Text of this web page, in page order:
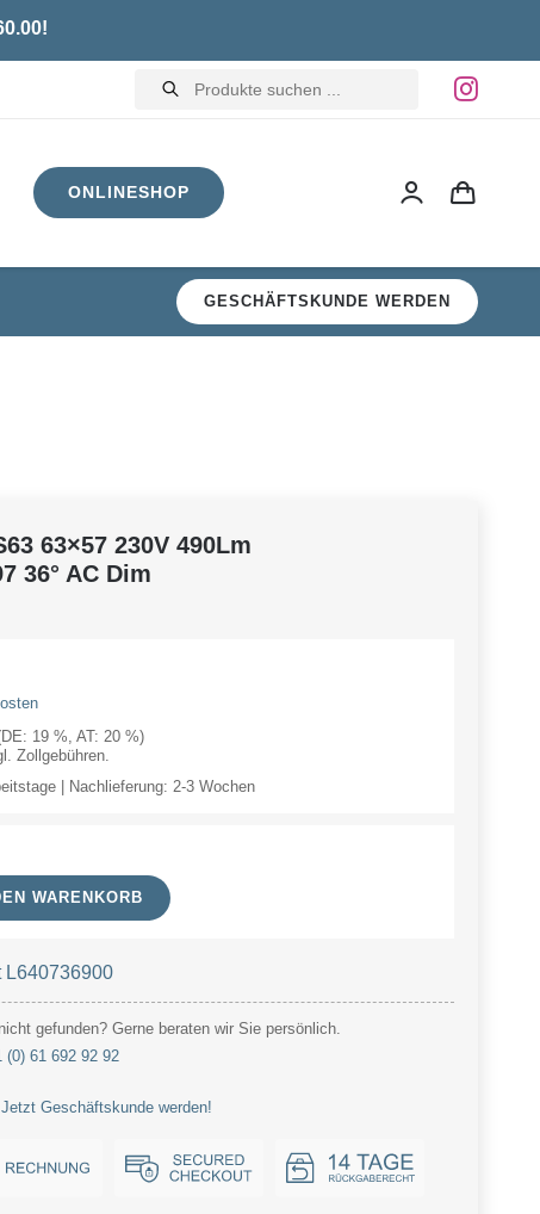
Products
search
ONLINESHOP
GESCHÄFTSKUNDE WERDEN
63×57 230V 490Lm
36° AC Dim
19 %, AT: 20 %)
Zollgebühren.
| Nachlieferung: 2-3 Wochen
WARENKORB
L640736900
gefunden? Gerne beraten wir Sie persönlich.
(0) 61 692 92 92
Jetzt Geschäftskunde werden!